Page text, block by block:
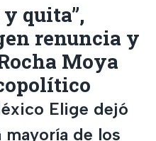
quita”,
renuncia y
Moya
Elige dejó
de los